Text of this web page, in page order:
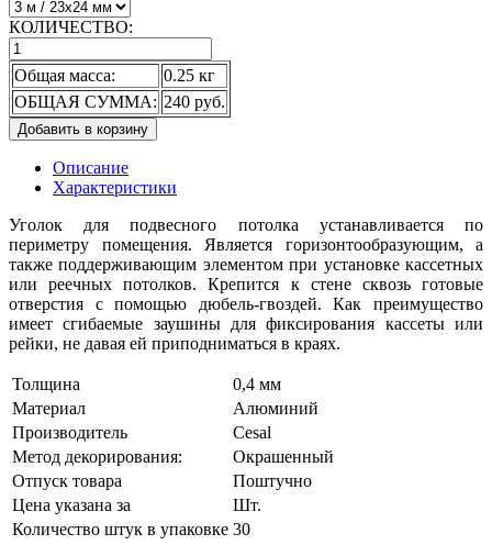
КОЛИЧЕСТВО:
Общая масса:
0.25 кг
ОБЩАЯ СУММА: 240 руб.
Добавить в корзину
Описание
Характеристики
Уголок для подвесного потолка устанавливается по
периметру помещения. Является горизонтообразующим, а
также поддерживающим элементом при установке кассетных
или реечных потолков. Крепится к стене сквозь готовые
отверстия с помощью дюбель-гвоздей. Как преимущество
имеет сгибаемые заушины для фиксирования кассеты или
рейки, не давая ей приподниматься в краях.
Толщина
0,4 мм
Материал
Алюминий
Производитель
Cesal
Метод декорирования:
Окрашенный
Отпуск товара
Поштучно
Цена указана за
Шт.
Количество штук в упаковке 30